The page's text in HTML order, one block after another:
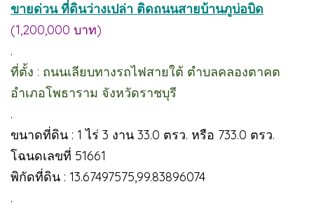
ขายด่วน ที่ดินว่างเปล่า ติดถนนสายบ้านภูบ่อบิด
(1,200,000 บาท)
.
ที่ตั้ง : ถนนเลียบทางรถไฟสายใต้ ตำบลคลองตาคต
อำเภอโพธาราม จังหวัดราชบุรี
.
ขนาดที่ดิน : 1 ไร่ 3 งาน 33.0 ตรว. หรือ 733.0 ตรว.
โฉนดเลขที่ 51661
พิกัดที่ดิน : 13.67497575,99.83896074
.